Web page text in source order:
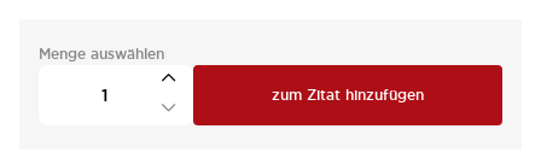
Menge auswählen
zum Zitat hinzufügen